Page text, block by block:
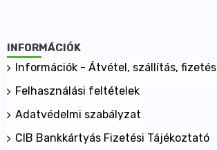
INFORMÁCIÓK
Információk - Átvétel, szállítás, fizetés
Felhasználási feltételek
Adatvédelmi szabályzat
CIB Bankkártyás Fizetési Tájékoztató